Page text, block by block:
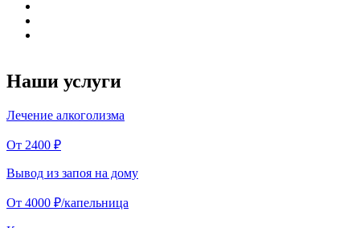
Наши услуги
Лечение алкоголизма
От 2400 ₽
Вывод из запоя на дому
От 4000 ₽/капельница